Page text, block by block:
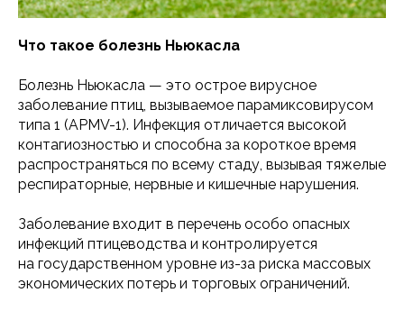
Что такое болезнь Ньюкасла
Болезнь Ньюкасла — это острое вирусное
заболевание птиц, вызываемое парамиксовирусом
типа 1 (APMV-1). Инфекция отличается высокой
контагиозностью и способна за короткое время
распространяться по всему стаду, вызывая тяжелые
респираторные, нервные и кишечные нарушения.
Заболевание входит в перечень особо опасных
инфекций птицеводства и контролируется
на государственном уровне из-за риска массовых
экономических потерь и торговых ограничений.